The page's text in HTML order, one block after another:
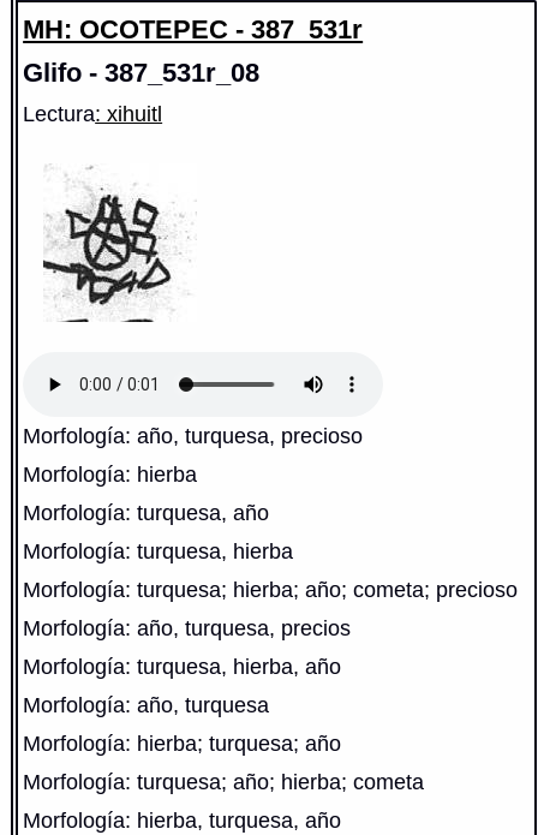
MH: OCOTEPEC - 387_531r
Glifo - 387_531r_08
Lectura: xihuitl
Morfología: año, turquesa, precioso
Morfología: hierba
Morfología: turquesa, año
Morfología: turquesa, hierba
Morfología: turquesa; hierba; año; cometa; precioso
Morfología: año, turquesa, precios
Morfología: turquesa, hierba, año
Morfología: año, turquesa
Morfología: hierba; turquesa; año
Morfología: turquesa; año; hierba; cometa
Morfología: hierba, turquesa, año